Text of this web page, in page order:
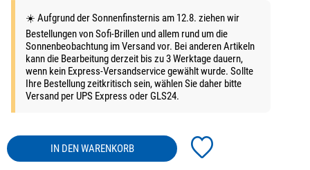
☀️ Aufgrund der Sonnenfinsternis am 12.8. ziehen wir
Bestellungen von Sofi-Brillen und allem rund um die
Sonnenbeobachtung im Versand vor. Bei anderen Artikeln
kann die Bearbeitung derzeit bis zu 3 Werktage dauern,
wenn kein Express-Versandservice gewählt wurde. Sollte
Ihre Bestellung zeitkritisch sein, wählen Sie daher bitte
Versand per UPS Express oder GLS24.
IN DEN WARENKORB